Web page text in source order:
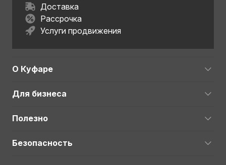
Доставка
Рассрочка
Услуги продвижения
О Куфаре
Для бизнеса
Полезно
Безопасность